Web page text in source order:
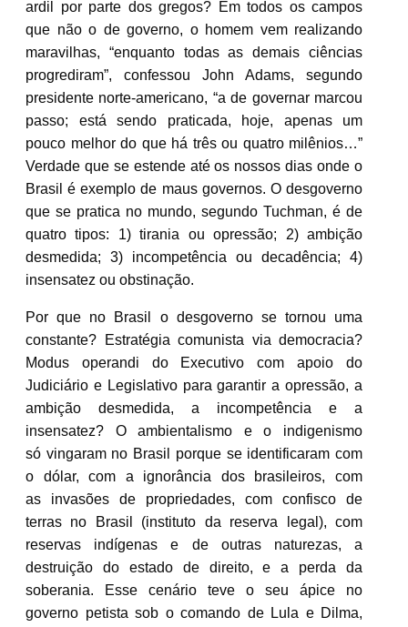
ardil por parte dos gregos? Em todos os campos
que não o de governo, o homem vem realizando
maravilhas, “enquanto todas as demais ciências
progrediram”, confessou John Adams, segundo
presidente norte-americano, “a de governar marcou
passo; está sendo praticada, hoje, apenas um
pouco melhor do que há três ou quatro milênios…”
Verdade que se estende até os nossos dias onde o
Brasil é exemplo de maus governos. O desgoverno
que se pratica no mundo, segundo Tuchman, é de
quatro tipos: 1) tirania ou opressão; 2) ambição
desmedida; 3) incompetência ou decadência; 4)
insensatez ou obstinação.
Por que no Brasil o desgoverno se tornou uma
constante? Estratégia comunista via democracia?
Modus operandi do Executivo com apoio do
Judiciário e Legislativo para garantir a opressão, a
ambição desmedida, a incompetência e a
insensatez? O ambientalismo e o indigenismo
só vingaram no Brasil porque se identificaram com
o dólar, com a ignorância dos brasileiros, com
as invasões de propriedades, com confisco de
terras no Brasil (instituto da reserva legal), com
reservas indígenas e de outras naturezas, a
destruição do estado de direito, e a perda da
soberania. Esse cenário teve o seu ápice no
governo petista sob o comando de Lula e Dilma,